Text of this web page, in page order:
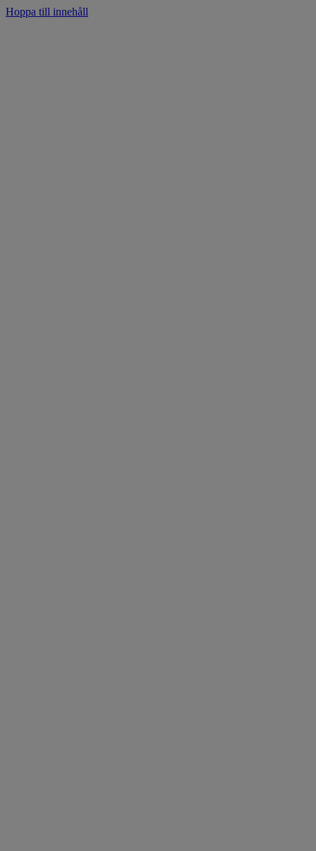
Hoppa till innehåll